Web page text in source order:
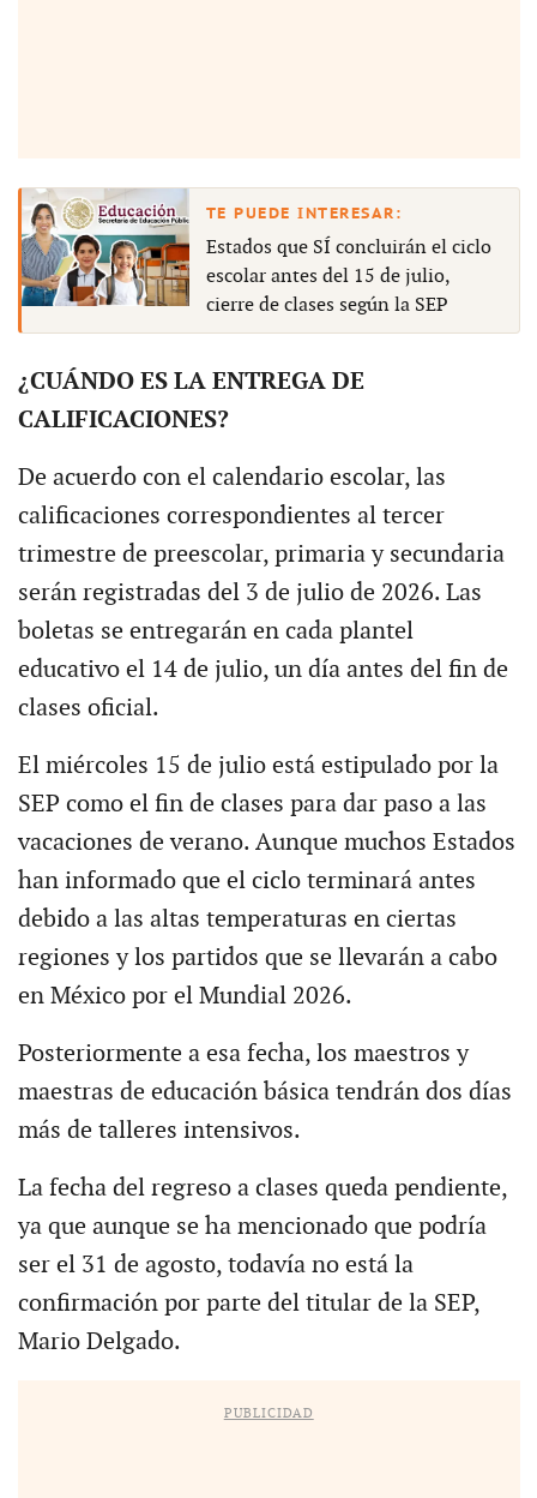
Estados que SÍ concluirán el ciclo
escolar antes del 15 de julio,
cierre de clases según la SEP
¿CUÁNDO ES LA ENTREGA DE
CALIFICACIONES?
De acuerdo con el calendario escolar, las
calificaciones correspondientes al tercer
trimestre de preescolar, primaria y secundaria
serán registradas del 3 de julio de 2026. Las
boletas se entregarán en cada plantel
educativo el 14 de julio, un día antes del fin de
clases oficial.
El miércoles 15 de julio está estipulado por la
SEP como el fin de clases para dar paso a las
vacaciones de verano. Aunque muchos Estados
han informado que el ciclo terminará antes
debido a las altas temperaturas en ciertas
regiones y los partidos que se llevarán a cabo
en México por el Mundial 2026.
Posteriormente a esa fecha, los maestros y
maestras de educación básica tendrán dos días
más de talleres intensivos.
La fecha del regreso a clases queda pendiente,
ya que aunque se ha mencionado que podría
ser el 31 de agosto, todavía no está la
confirmación por parte del titular de la SEP,
Mario Delgado.
PUBLICIDAD